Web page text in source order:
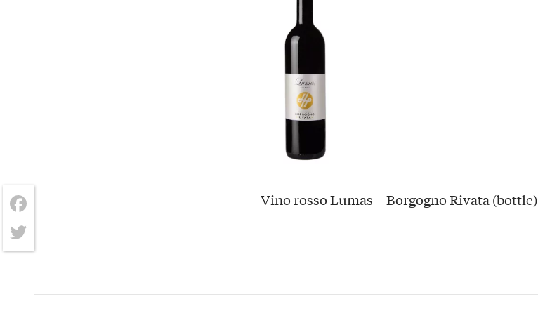
Vino rosso Lumas – Borgogno Rivata (bottle)
Facebook
Twitter